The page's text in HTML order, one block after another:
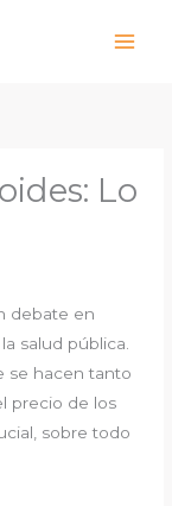
Lo
debate en
salud pública.
se hacen tanto
precio de los
sobre todo